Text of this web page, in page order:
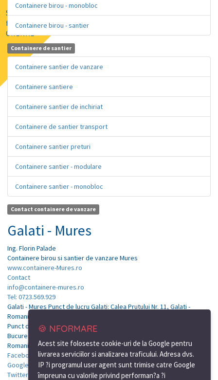
Solutii de
finatare prin
GRENKE
Containere birou - monobloc
Containere birou - santier
Containere de santier
Containere santier de vanzare
Containere santiere
Containere santier de inchiriat
Containere de santier transport
Containere santier preturi
Containere santier - modulare
Containere santier - monobloc
Contact containere de vanzare
Galati - Mures
Ing. Florin Palade
Containere birou si santier de vanzare Mures
www.containere-Mures.ro
Contact
info@containere-mures.ro
Tel: 0723.569.929
Galati - Mures Punct de lucru Galati: Calea Prutului Nr. 11, Galati -
Romania
Punct de lucru Bucuresti: Soseaua de centura, nr.12, km.7, Tunari-
Bucuresti
Romania
Facebook
Google Plus
Twitter
🍪 NFORMARE
Acest site foloseste cookie-uri de la Google pentru
livrarea serviciilor si analizarea traficului. Adresa dvs.
IP ?i programul user agent sunt trimise catre Google
împreuna cu valorile privind performan?a ?i